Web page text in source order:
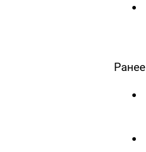
Ранее